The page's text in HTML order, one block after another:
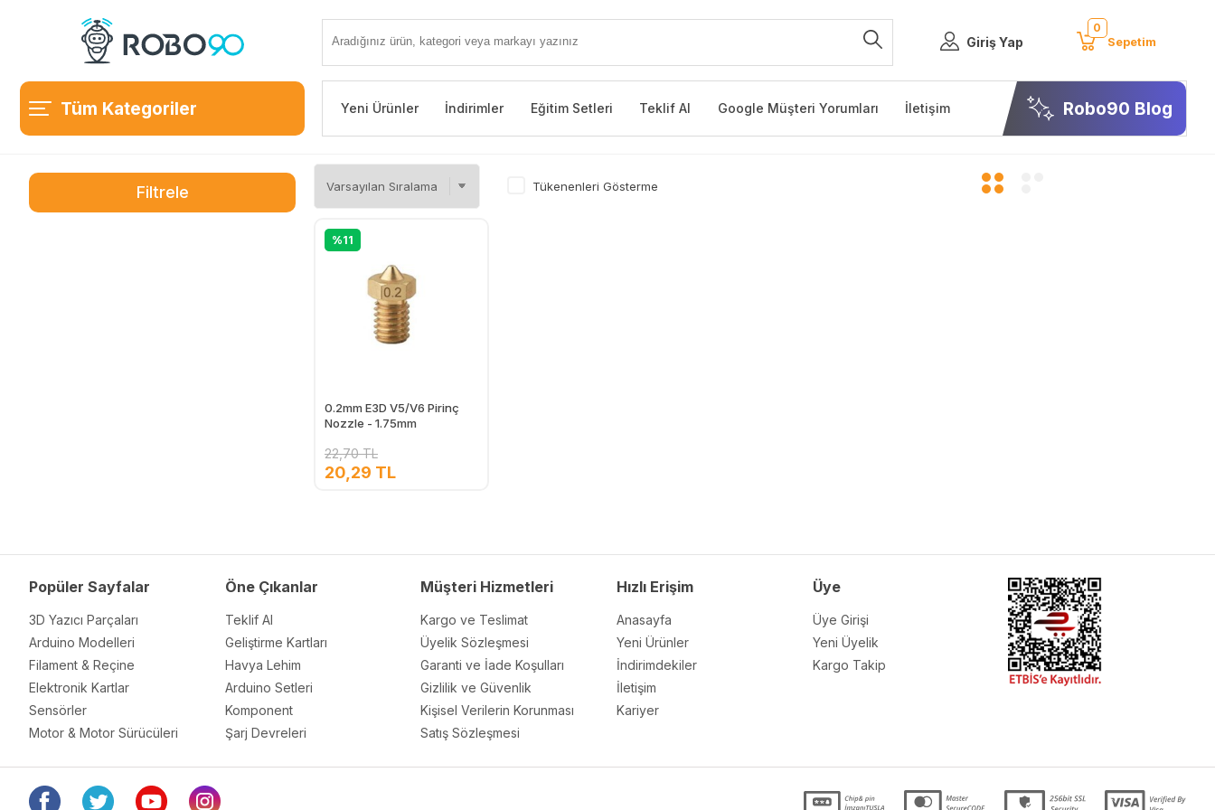
Giriş Yap
0
Sepetim
Tüm Kategoriler Yeni Ürünler İndirimler Eğitim Setleri Teklif Al Google Müşteri Yorumları İletişim Robo90 Blog
Filtrele Tükenenleri Gösterme
%11
0.2mm E3D V5/V6 Pirinç
Nozzle - 1.75mm
22,70 TL
20,29 TL
Popüler Sayfalar
3D Yazıcı Parçaları
Arduino Modelleri
Filament & Reçine
Elektronik Kartlar
Sensörler
Motor & Motor Sürücüleri
Öne Çıkanlar
Teklif Al
Geliştirme Kartları
Havya Lehim
Arduino Setleri
Komponent
Şarj Devreleri
Müşteri Hizmetleri
Kargo ve Teslimat
Üyelik Sözleşmesi
Garanti ve İade Koşulları
Gizlilik ve Güvenlik
Kişisel Verilerin Korunması
Satış Sözleşmesi
Hızlı Erişim
Anasayfa
Yeni Ürünler
İndirimdekiler
İletişim
Kariyer
Üye
Üye Girişi
Yeni Üyelik
Kargo Takip